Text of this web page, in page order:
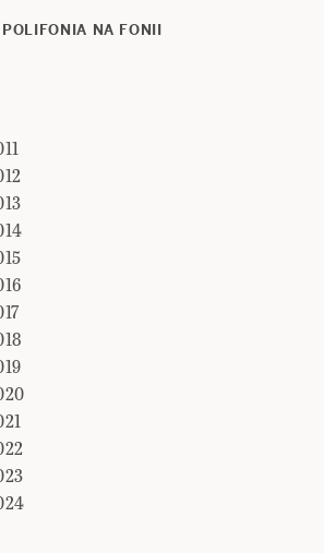
POLIFONIA NA FONII